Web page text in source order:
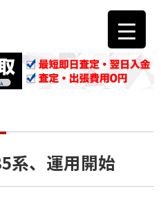
系、運用開始